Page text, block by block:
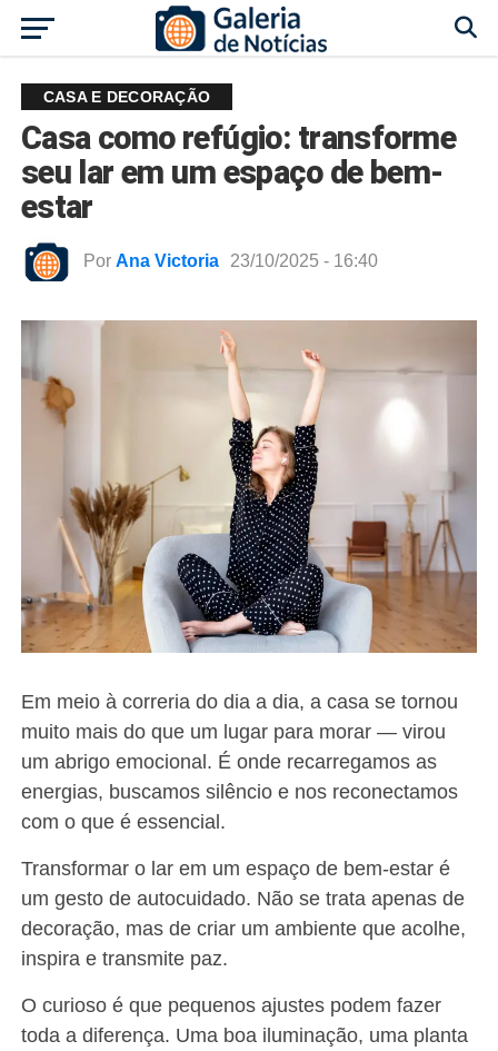
CASA E DECORAÇÃO
Casa como refúgio: transforme
seu lar em um espaço de bem-
estar
Por Ana Victoria 23/10/2025 - 16:40
Em meio à correria do dia a dia, a casa se tornou
muito mais do que um lugar para morar — virou
um abrigo emocional. É onde recarregamos as
energias, buscamos silêncio e nos reconectamos
com o que é essencial.
Transformar o lar em um espaço de bem-estar é
um gesto de autocuidado. Não se trata apenas de
decoração, mas de criar um ambiente que acolhe,
inspira e transmite paz.
O curioso é que pequenos ajustes podem fazer
toda a diferença. Uma boa iluminação, uma planta